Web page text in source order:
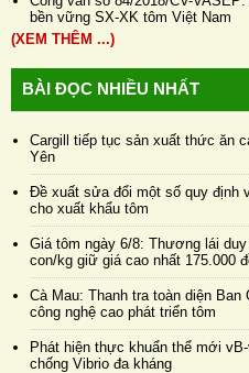
bền vững SX-XK tôm Việt Nam
(XEM THÊM ...)
BÀI ĐỌC NHIỀU NHẤT
Cargill tiếp tục sản xuất thức ăn
Yên
Đề xuất sửa đổi một số quy định
cho xuất khẩu tôm
Giá tôm ngày 6/8: Thương lái
con/kg giữ giá cao nhất 175.000
Cà Mau: Thanh tra toàn diện
công nghệ cao phát triển tôm
Phát hiện thực khuẩn thể mới
chống Vibrio đa kháng